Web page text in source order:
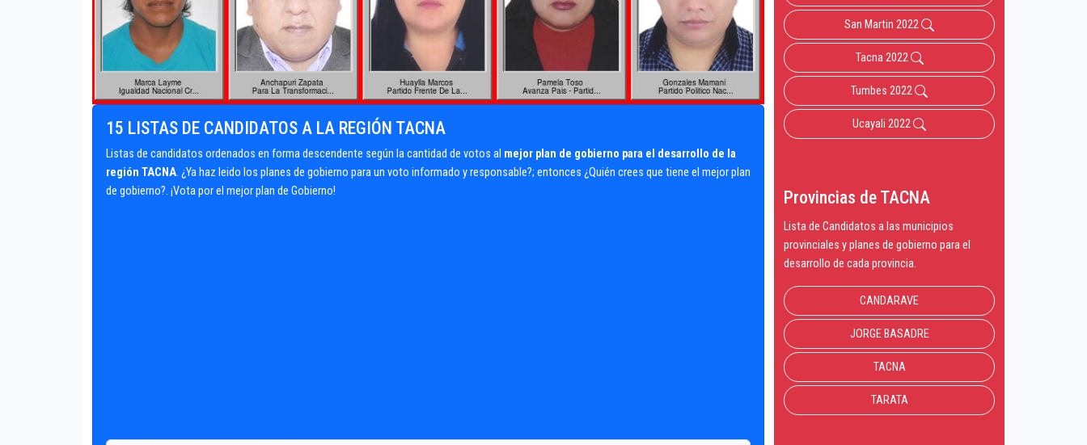
15 LISTAS DE CANDIDATOS A LA REGIÓN TACNA
Listas de candidatos ordenados en forma descendente según la cantidad de votos al mejor plan de gobierno para el desarrollo de la
región TACNA. ¿Ya haz leido los planes de gobierno para un voto informado y responsable?; entonces ¿Quién crees que tiene el mejor plan
de gobierno?. ¡Vota por el mejor plan de Gobierno!
San Martin 2022
Tacna 2022
Tumbes 2022
Ucayali 2022
Provincias de TACNA
Lista de Candidatos a las municipios
provinciales y planes de gobierno para el
desarrollo de cada provincia.
CANDARAVE
JORGE BASADRE
TACNA
TARATA